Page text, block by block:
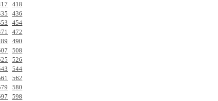
418
436
454
472
490
508
526
544
562
580
598